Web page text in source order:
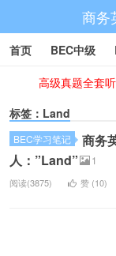
商务
首页 BEC中级
BEC阅读 BEC词
高级真题全套
标签：Land
BEC学习笔记
商务
人：”Land”
1
阅读(3875) 赞 (10)